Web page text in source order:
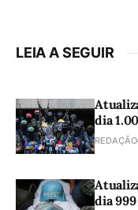
LEIA A SEGUIR
dia
REDAÇÃO
dia 999